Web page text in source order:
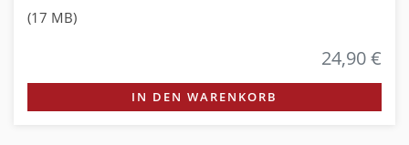
(17 MB)
24,90 €
IN DEN WARENKORB